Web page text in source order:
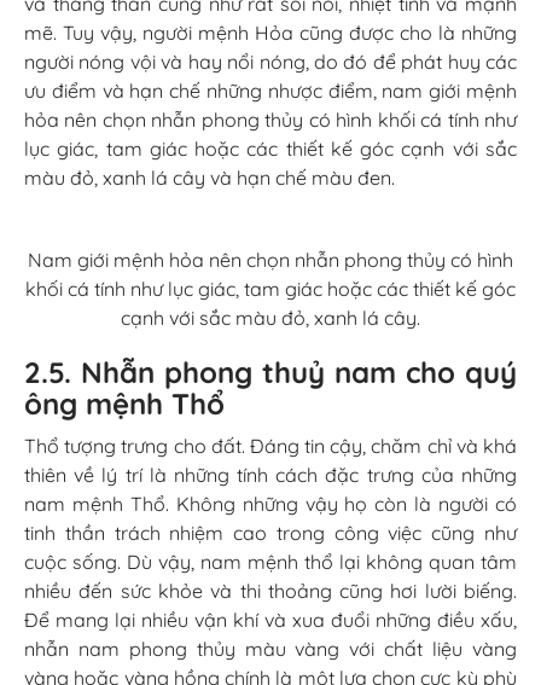
mẽ. Tuy vậy, người mệnh Hỏa cũng được cho là những
người nóng vội và hay nổi nóng, do đó để phát huy các
ưu điểm và hạn chế những nhược điểm, nam giới mệnh
hỏa nên chọn nhẫn phong thủy có hình khối cá tính như
lục giác, tam giác hoặc các thiết kế góc cạnh với sắc
màu đỏ, xanh lá cây và hạn chế màu đen.
Nam giới mệnh hỏa nên chọn nhẫn phong thủy có hình
khối cá tính như lục giác, tam giác hoặc các thiết kế góc
cạnh với sắc màu đỏ, xanh lá cây.
2.5. Nhẫn phong thuỷ nam cho quý
ông mệnh Thổ
Thổ tượng trưng cho đất. Đáng tin cậy, chăm chỉ và khá
thiên về lý trí là những tính cách đặc trưng của những
nam mệnh Thổ. Không những vậy họ còn là người có
tinh thần trách nhiệm cao trong công việc cũng như
cuộc sống. Dù vậy, nam mệnh thổ lại không quan tâm
nhiều đến sức khỏe và thi thoảng cũng hơi lười biếng.
Để mang lại nhiều vận khí và xua đuổi những điều xấu,
nhẫn nam phong thủy màu vàng với chất liệu vàng
vàng hoặc vàng hồng chính là một lựa chọn cực kỳ phù